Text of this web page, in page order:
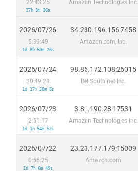
22:43:25
17h 3m 36s
Amazon Technologies Inc.
2026/07/26
5:39:49
1d 8h 50m 26s
34.230.196.156:7458
Amazon.com, Inc.
2026/07/24
20:49:23
1d 17h 58m 6s
98.85.172.108:26015
BellSouth.net Inc.
2026/07/23
2:51:17
1d 1h 54m 52s
3.81.190.28:17531
Amazon Technologies Inc.
2026/07/22
0:56:25
1d 7h 6m 49s
23.23.177.179:15009
Amazon.com